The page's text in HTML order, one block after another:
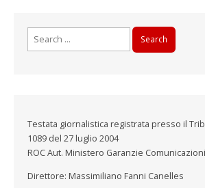
Testata giornalistica registrata presso il
1089 del 27 luglio 2004
ROC Aut. Ministero Garanzie
Direttore: Massimiliano Fanni Canelles